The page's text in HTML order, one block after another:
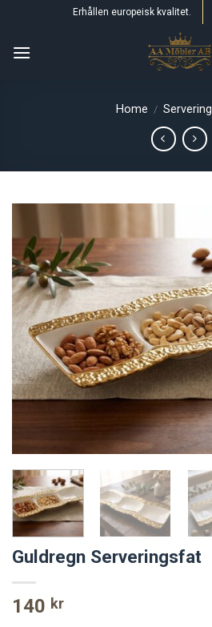
content
Erhållen europeisk kvalitet.
Home / Servering
Guldregn Serveringsfat
140 kr